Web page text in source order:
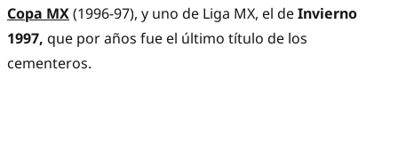
Copa MX(1996-97), y uno de Liga MX, el deInvierno
1997, que por años fue el último título de los
cementeros.